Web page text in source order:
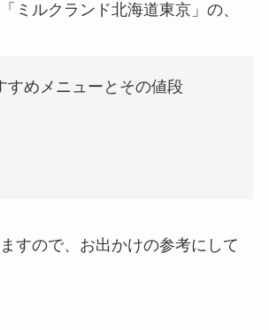
ミルクランド北海道東京」の、
すめメニューとその値段
すので、お出かけの参考にして